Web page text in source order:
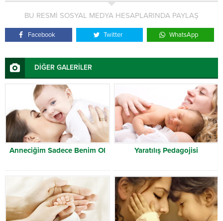
BU RESMİ SOSYAL MEDYA HESAPLARINDA PAYLAŞ
Facebook Twitter WhatsApp
DİĞER GALERİLER
Anneciğim Sadece Benim Ol Yaratılış Pedagojisi